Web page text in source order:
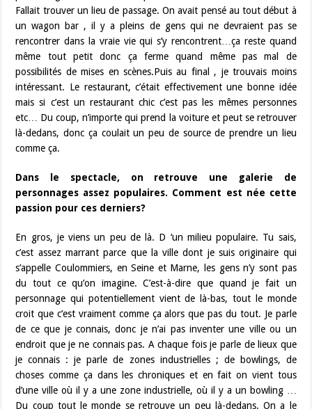
Fallait trouver un lieu de passage. On avait pensé au tout début à
un wagon bar , il y a pleins de gens qui ne devraient pas se
rencontrer dans la vraie vie qui s’y rencontrent…ça reste quand
même tout petit donc ça ferme quand même pas mal de
possibilités de mises en scènes.Puis au final , je trouvais moins
intéressant. Le restaurant, c’était effectivement une bonne idée
mais si c’est un restaurant chic c’est pas les mêmes personnes
etc… Du coup, n’importe qui prend la voiture et peut se retrouver
là-dedans, donc ça coulait un peu de source de prendre un lieu
comme ça.
Dans le spectacle, on retrouve une galerie de
personnages assez populaires. Comment est née cette
passion pour ces derniers?
En gros, je viens un peu de là. D ‘un milieu populaire. Tu sais,
c’est assez marrant parce que la ville dont je suis originaire qui
s’appelle Coulommiers, en Seine et Marne, les gens n’y sont pas
du tout ce qu’on imagine. C’est-à-dire que quand je fait un
personnage qui potentiellement vient de là-bas, tout le monde
croit que c’est vraiment comme ça alors que pas du tout. Je parle
de ce que je connais, donc je n’ai pas inventer une ville ou un
endroit que je ne connais pas. A chaque fois je parle de lieux que
je connais : je parle de zones industrielles ; de bowlings, de
choses comme ça dans les chroniques et en fait on vient tous
d’une ville où il y a une zone industrielle, où il y a un bowling …
Du coup tout le monde se retrouve un peu là-dedans. On a le